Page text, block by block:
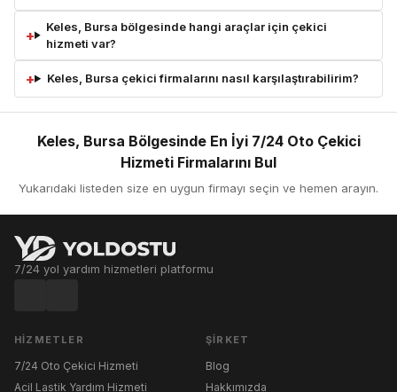
Keles, Bursa bölgesinde hangi araçlar için çekici
hizmeti var?
Keles, Bursa çekici firmalarını nasıl karşılaştırabilirim?
Keles, Bursa Bölgesinde En İyi 7/24 Oto Çekici
Hizmeti Firmalarını Bul
Yukarıdaki listeden size en uygun firmayı seçin ve hemen arayın.
7/24 yol yardım hizmetleri platformu
HIZMETLER
7/24 Oto Çekici Hizmeti
Acil Lastik Yardım Hizmeti
ŞIRKET
Blog
Hakkımızda